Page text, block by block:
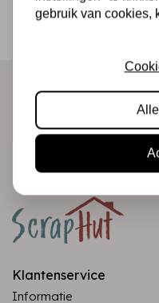
Ontvang als eerste
Klantenservice
Informatie
gebruik van cookies,